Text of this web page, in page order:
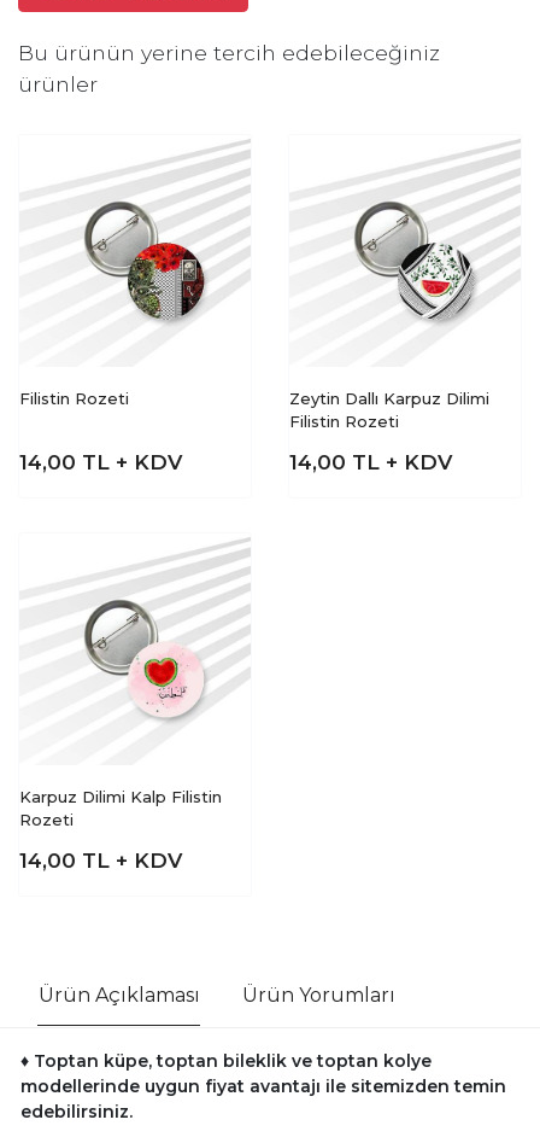
Bu ürünün yerine tercih edebileceğiniz
ürünler
Filistin Rozeti
14,00 TL + KDV
Zeytin Dallı Karpuz Dilimi
Filistin Rozeti
14,00 TL + KDV
Karpuz Dilimi Kalp Filistin
Rozeti
14,00 TL + KDV
Ürün Açıklaması Ürün Yorumları
♦ Toptan küpe, toptan bileklik ve toptan kolye
modellerinde uygun fiyat avantajı ile sitemizden temin
edebilirsiniz.